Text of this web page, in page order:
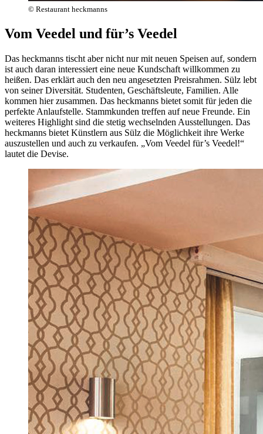
© Restaurant heckmanns
Vom Veedel und für’s Veedel
Das heckmanns tischt aber nicht nur mit neuen Speisen auf, sondern
ist auch daran interessiert eine neue Kundschaft willkommen zu
heißen. Das erklärt auch den neu angesetzten Preisrahmen. Sülz lebt
von seiner Diversität. Studenten, Geschäftsleute, Familien. Alle
kommen hier zusammen. Das heckmanns bietet somit für jeden die
perfekte Anlaufstelle. Stammkunden treffen auf neue Freunde. Ein
weiteres Highlight sind die stetig wechselnden Ausstellungen. Das
heckmanns bietet Künstlern aus Sülz die Möglichkeit ihre Werke
auszustellen und auch zu verkaufen. „Vom Veedel für’s Veedel!“
lautet die Devise.